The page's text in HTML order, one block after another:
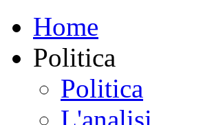
Home
Politica
Politica
L'analisi